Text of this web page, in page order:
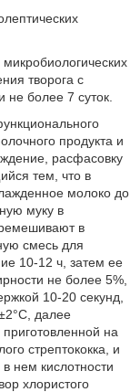
творога с
более 7 суток.
продукта и
расфасовку
тем, что в
молоко до
муку в
в
смесь для
10-12 ч, затем ее
не более 5%,
10-20 секунд,
далее
на
стрептококка, и
нем кислотности
хлористого